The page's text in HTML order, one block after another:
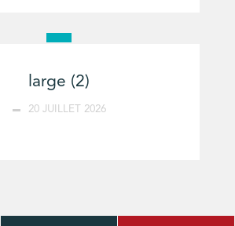
large (2)
20 JUILLET 2026